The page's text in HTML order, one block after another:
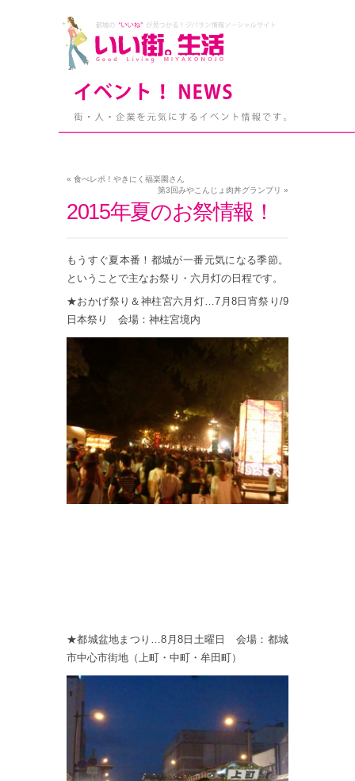
« 食べレポ！やきにく福楽園さん
第3回みやこんじょ肉丼グランプリ »
2015年夏のお祭情報！
もうすぐ夏本番！都城が一番元気になる季節。
ということで主なお祭り・六月灯の日程です。
★おかげ祭り＆神柱宮六月灯…7月8日宵祭り/9
日本祭り 会場：神柱宮境内
★都城盆地まつり…8月8日土曜日 会場：都城
市中心市街地（上町・中町・牟田町）